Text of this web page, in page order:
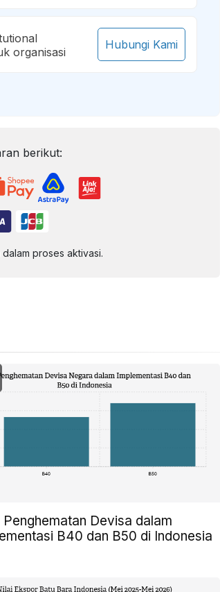
organisasi
Hubungi Kami
berikut:
proses aktivasi.
Penghematan Devisa dalam
B40 dan B50 di Indonesia